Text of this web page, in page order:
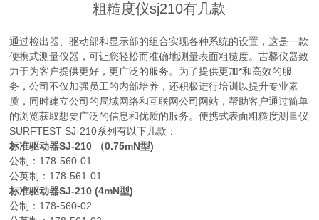
粗糙度仪sj210有几款
通过检出器、驱动部和显示部的组合实现各种系统的设置，这是一款
便携式测量仪器，可让您轻松而准确地测量表面粗糙度。吉馨仪器致
力于为客户提供更好，更广泛的服务。为了提供更加*和高效的服
务，公司不仅加强员工的内部培养，还积极进行培训以提升专业素
质，同时建立公司的局域网络和互联网公司网站，帮助客户通过简单
的浏览获取想要广泛的信息和优质的服务。便携式表面粗糙度测量仪
SURFTEST SJ-210系列有以下几款：
标准驱动器SJ-210 （0.75mN型)
公制：178-560-01
公英制：178-561-01
标准驱动器SJ-210 (4mN型)
公制：178-560-02